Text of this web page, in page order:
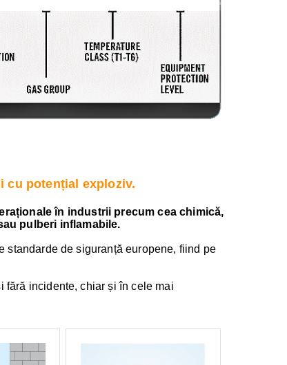
cu potențial exploziv.
în industrii precum cea chimică,
pulberi inflamabile.
standarde de siguranță europene, fiind pe
fără incidente, chiar și în cele mai